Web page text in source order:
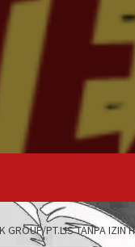
GROUP/PT.LIS TANPA IZIN